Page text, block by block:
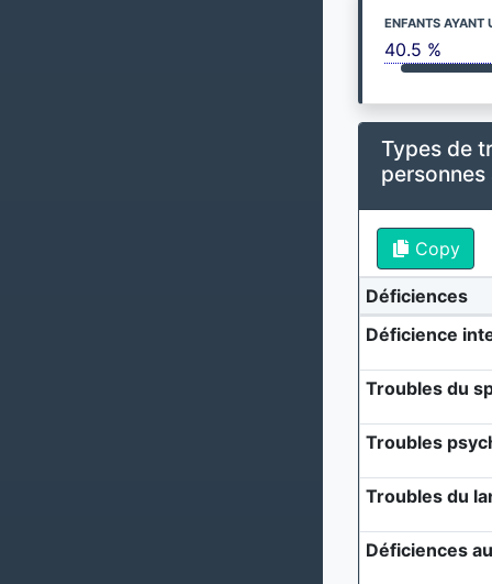
ENFANTS AYANT
40.5 %
Types de
Copy
Déficiences
Déficience
Troubles du
Troubles
Troubles du
Déficiences